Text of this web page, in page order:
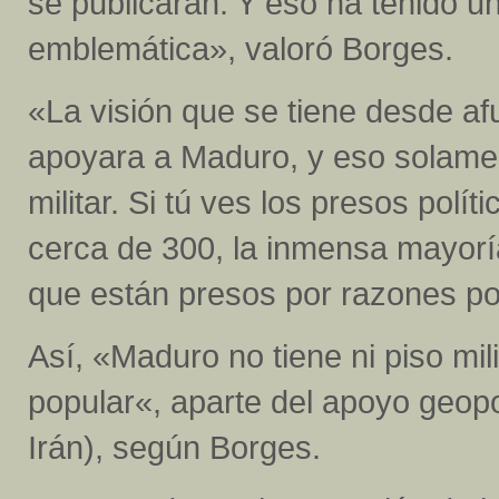
emblemática», valoró Borges.
«La visión que se tiene desde
apoyara a Maduro, y eso
militar. Si tú ves los presos
cerca de 300, la inmensa
que están presos por razones
Así, «Maduro no tiene ni piso
popular«, aparte del apoyo
Irán), según Borges.